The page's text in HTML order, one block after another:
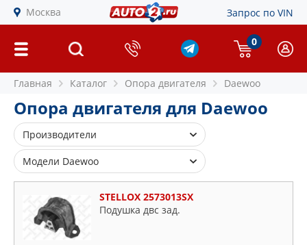
Москва Запрос по VIN
0
Главная Каталог Опора двигателя Daewoo
Опора двигателя для Daewoo
Производители
BSG
FEBEST
FENOX
GSP
LYNXAUTO
Модели Daewoo
Espero
Kalos
Lacetti
STELLOX 2573013SX
Подушка двс зад.